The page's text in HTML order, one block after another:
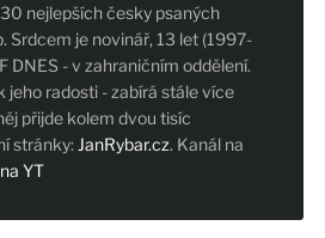
nejlepších česky psaných
Srdcem je novinář, 13 let (1997-
DNES - v zahraničním oddělení.
jeho radosti - zabírá stále více
přijde kolem dvou tisíc
stránky: JanRybar.cz. Kanál na
YT